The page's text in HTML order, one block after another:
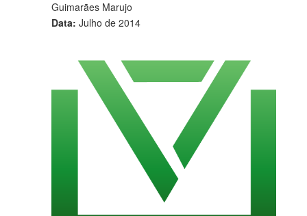
Guimarães Marujo
Data: Julho de 2014